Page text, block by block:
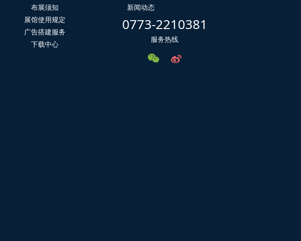
布展须知
展馆使用规定
广告搭建服务
下载中心
新闻动态
0773-2210381
服务热线